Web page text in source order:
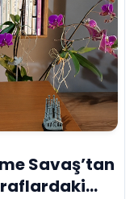
Savaş’tan
raflardaki